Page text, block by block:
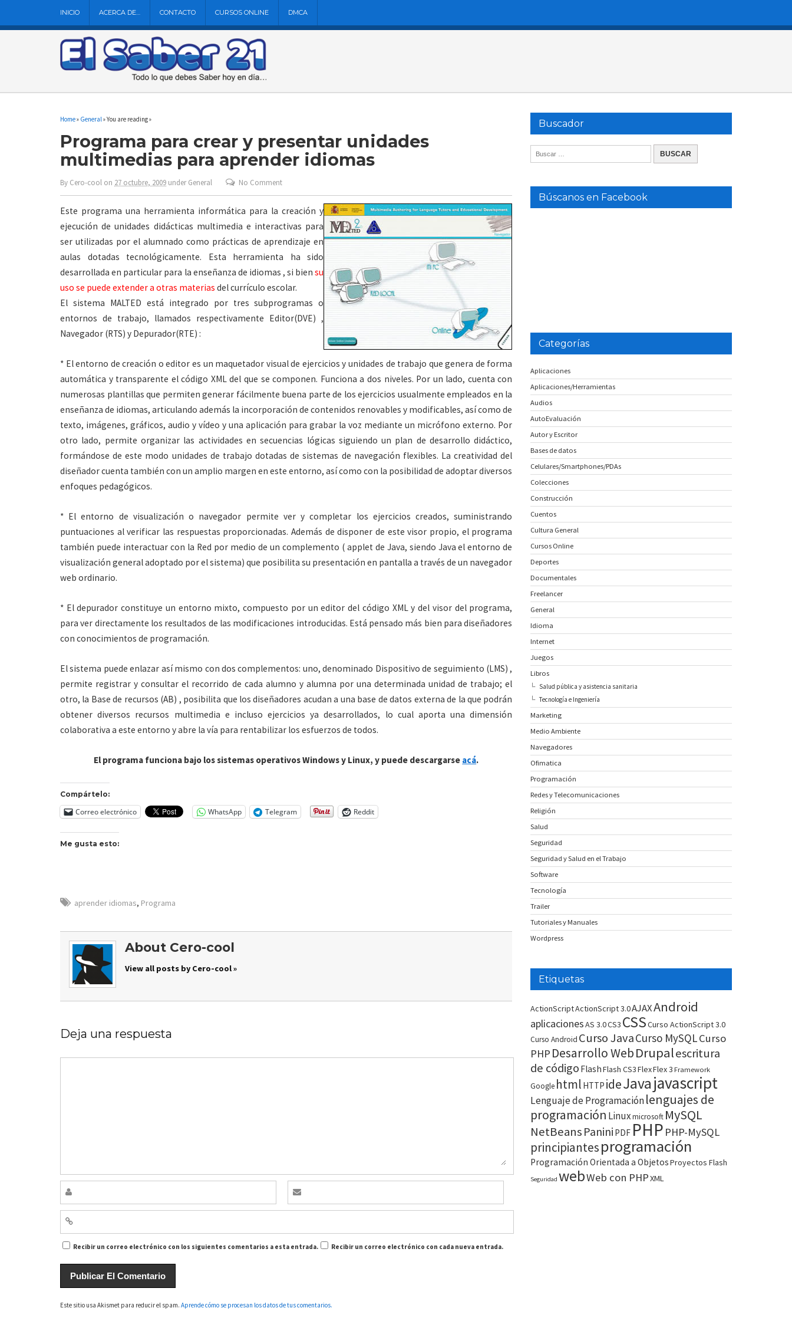
INICIO ACERCA DE… CONTACTO CURSOS ONLINE DMCA
Home» General» You are reading »
Programa para crear y presentar unidades
multimedias para aprender idiomas
By Cero-cool on 27 octubre, 2009 underGeneral No Comment
Este programa una herramienta informática para la creación y
ejecución de unidades didácticas multimedia e interactivas para
ser utilizadas por el alumnado como prácticas de aprendizaje en
aulas dotadas tecnológicamente. Esta herramienta ha sido
desarrollada en particular para la enseñanza de idiomas , si biensu
uso se puede extender a otras materias del currículo escolar.
El sistema MALTED está integrado por tres subprogramas o
entornos de trabajo, llamados respectivamente Editor(DVE) ,
Navegador (RTS) y Depurador(RTE) :
* El entorno de creación o editor es un maquetador visual de ejercicios y unidades de trabajo que genera de forma
automática y transparente el código XML del que se componen. Funciona a dos niveles. Por un lado, cuenta con
numerosas plantillas que permiten generar fácilmente buena parte de los ejercicios usualmente empleados en la
enseñanza de idiomas, articulando además la incorporación de contenidos renovables y modificables, así como de
texto, imágenes, gráficos, audio y vídeo y una aplicación para grabar la voz mediante un micrófono externo. Por
otro lado, permite organizar las actividades en secuencias lógicas siguiendo un plan de desarrollo didáctico,
formándose de este modo unidades de trabajo dotadas de sistemas de navegación flexibles. La creatividad del
diseñador cuenta también con un amplio margen en este entorno, así como con la posibilidad de adoptar diversos
enfoques pedagógicos.
* El entorno de visualización o navegador permite ver y completar los ejercicios creados, suministrando
puntuaciones al verificar las respuestas proporcionadas. Además de disponer de este visor propio, el programa
también puede interactuar con la Red por medio de un complemento ( applet de Java, siendo Java el entorno de
visualización general adoptado por el sistema) que posibilita su presentación en pantalla a través de un navegador
web ordinario.
* El depurador constituye un entorno mixto, compuesto por un editor del código XML y del visor del programa,
para ver directamente los resultados de las modificaciones introducidas. Está pensado más bien para diseñadores
con conocimientos de programación.
El sistema puede enlazar así mismo con dos complementos: uno, denominado Dispositivo de seguimiento (LMS) ,
permite registrar y consultar el recorrido de cada alumno y alumna por una determinada unidad de trabajo; el
otro, la Base de recursos (AB) , posibilita que los diseñadores acudan a una base de datos externa de la que podrán
obtener diversos recursos multimedia e incluso ejercicios ya desarrollados, lo cual aporta una dimensión
colaborativa a este entorno y abre la vía para rentabilizar los esfuerzos de todos.
El programa funciona bajo los sistemas operativos Windows y Linux, y puede descargarse acá.
Compártelo:
Correo electrónico WhatsApp Telegram Reddit
Me gusta esto:
aprender idiomas, Programa
About Cero-cool
View all posts by Cero-cool »
Deja una respuesta
Recibir un correo electrónico con los siguientes comentarios a esta entrada. Recibir un correo electrónico con cada nueva entrada.
Este sitio usa Akismet para reducir el spam. Aprende cómo se procesan los datos de tus comentarios.
Buscador
Búscanos en Facebook
Categorías
Aplicaciones
Aplicaciones/Herramientas
Audios
AutoEvaluación
Autor y Escritor
Bases de datos
Celulares/Smartphones/PDAs
Colecciones
Construcción
Cuentos
Cultura General
Cursos Online
Deportes
Documentales
Freelancer
General
Idioma
Internet
Juegos
Libros
Salud pública y asistencia sanitaria
Tecnología e Ingeniería
Marketing
Medio Ambiente
Navegadores
Ofimatica
Programación
Redes y Telecomunicaciones
Religión
Salud
Seguridad
Seguridad y Salud en el Trabajo
Software
Tecnología
Trailer
Tutoriales y Manuales
Wordpress
Etiquetas
ActionScriptActionScript 3.0AJAXAndroid
aplicacionesAS 3.0CS3 CSSCurso ActionScript 3.0
Curso Android Curso JavaCurso MySQLCurso
PHP Desarrollo WebDrupalescritura
de código FlashFlash CS3FlexFlex 3 Framework
Google html HTTP ideJavajavascript
Lenguaje de Programaciónlenguajes de
programación Linuxmicrosoft MySQL
NetBeans Panini PDF PHP PHP-MySQL
principiantesprogramación
Programación Orientada a ObjetosProyectos Flash
Seguridad webWeb con PHPXML